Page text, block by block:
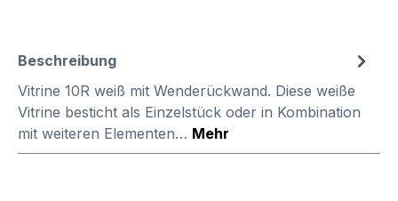
Beschreibung
Vitrine 10R weiß mit Wenderückwand. Diese weiße
Vitrine besticht als Einzelstück oder in Kombination
mit weiteren Elementen… Mehr